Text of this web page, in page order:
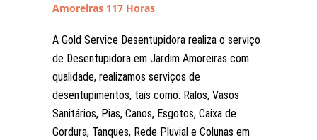
Amoreiras 117 Horas
A Gold Service Desentupidora realiza o serviço
de Desentupidora em Jardim Amoreiras com
qualidade, realizamos serviços de
desentupimentos, tais como: Ralos, Vasos
Sanitários, Pias, Canos, Esgotos, Caixa de
Gordura, Tanques, Rede Pluvial e Colunas em